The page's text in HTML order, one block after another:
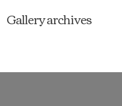
Gallery archives